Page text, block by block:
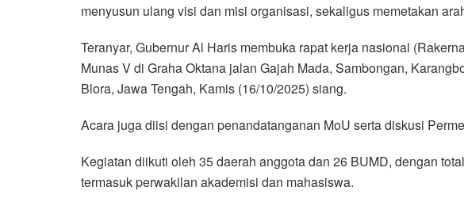
menyusun ulang visi dan misi organisasi, sekaligus memetakan
Teranyar, Gubernur Al Haris membuka rapat kerja nasional
Munas V di Graha Oktana jalan Gajah Mada, Sambongan,
Blora, Jawa Tengah, Kamis (16/10/2025) siang.
Acara juga diisi dengan penandatanganan MoU serta diskusi
Kegiatan diikuti oleh 35 daerah anggota dan 26 BUMD, dengan
termasuk perwakilan akademisi dan mahasiswa.